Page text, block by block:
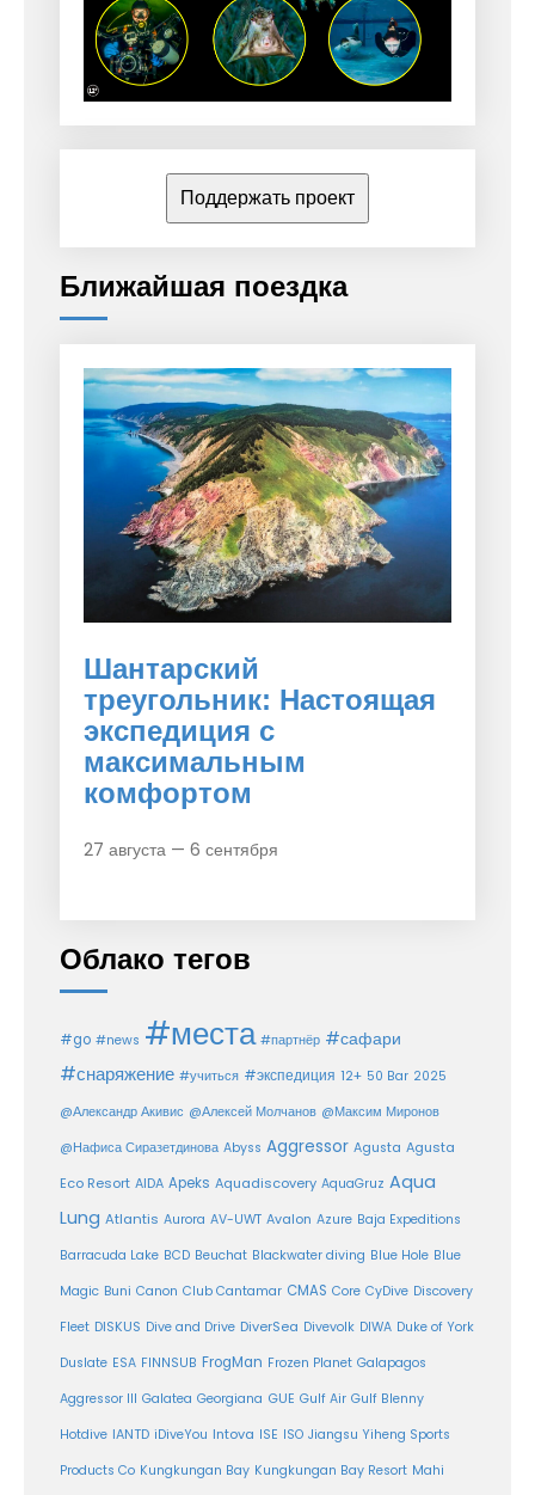
Поддержать проект
Ближайшая поездка
Шантарский
треугольник: Настоящая
экспедиция с
максимальным
комфортом
27 августа — 6 сентября
Облако тегов
#go #news #места #партнёр #сафари
#снаряжение #учиться #экспедиция 12+ 50 Bar 2025
@Александр Акивис @Алексей Молчанов @Максим Миронов
@Нафиса Сиразетдинова Abyss Aggressor Agusta Agusta
Eco Resort AIDA Apeks Aquadiscovery AquaGruz Aqua
Lung Atlantis Aurora AV-UWT Avalon Azure Baja Expeditions
Barracuda Lake BCD Beuchat Blackwater diving Blue Hole Blue
Magic Buni Canon Club Cantamar CMAS Core CyDive Discovery
Fleet DISKUS Dive and Drive DiverSea Divevolk DIWA Duke of York
Duslate ESA FINNSUB FrogMan Frozen Planet Galapagos
Aggressor III Galatea Georgiana GUE Gulf Air Gulf Blenny
Hotdive IANTD iDiveYou Intova ISE ISO Jiangsu Yiheng Sports
Products Co Kungkungan Bay Kungkungan Bay Resort Mahi